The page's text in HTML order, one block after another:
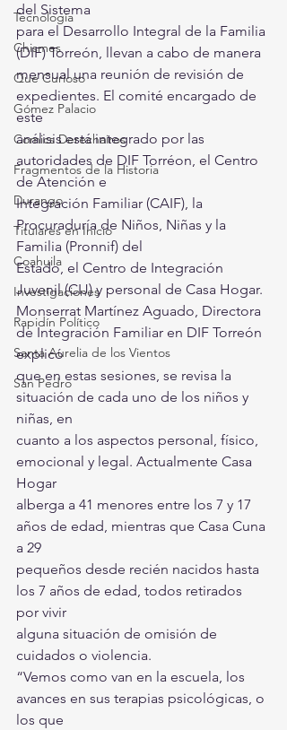
Tecnología
Chismes
Qué Curioso
Gómez Palacio
Comics Derechairos
Fragmentos de la Historia
Durango
Titulares en Inicio
Coahuila
Investigaciones
Rapidín Político
Santa Aurelia de los Vientos
San Pedro
del Sistema
para el Desarrollo Integral de la Familia
(DIF) Torreón, llevan a cabo de manera
mensual una reunión de revisión de
expedientes. El comité encargado de
este
análisis está integrado por las
autoridades de DIF Torréon, el Centro
de Atención e
Integración Familiar (CAIF), la
Procuraduría de Niños, Niñas y la
Familia (Pronnif) del
Estado, el Centro de Integración
Juvenil (CIJ) y personal de Casa Hogar.
Monserrat Martínez Aguado, Directora
de Integración Familiar en DIF Torreón
explicó
que en estas sesiones, se revisa la
situación de cada uno de los niños y
niñas, en
cuanto a los aspectos personal, físico,
emocional y legal. Actualmente Casa
Hogar
alberga a 41 menores entre los 7 y 17
años de edad, mientras que Casa Cuna
a 29
pequeños desde recién nacidos hasta
los 7 años de edad, todos retirados
por vivir
alguna situación de omisión de
cuidados o violencia.
“Vemos como van en la escuela, los
avances en sus terapias psicológicas, o
los que